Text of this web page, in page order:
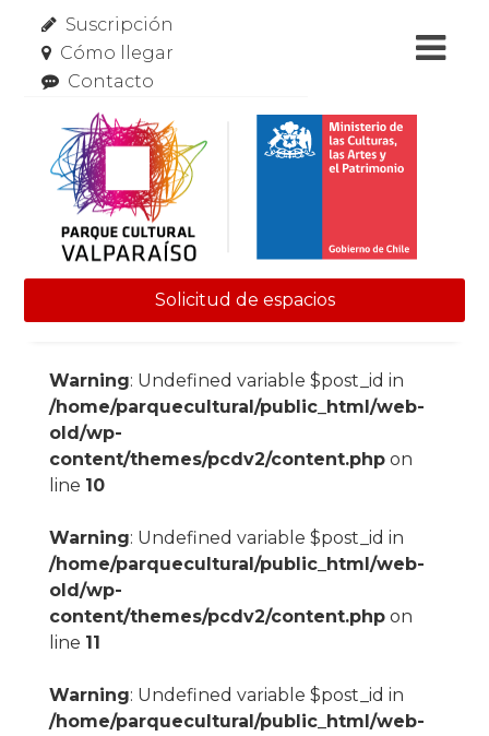
Suscripción
Cómo llegar
Contacto
Solicitud de espacios
Warning: Undefined variable $post_id in
/home/parquecultural/public_html/web-
old/wp-
content/themes/pcdv2/content.phpon
line 10
Warning: Undefined variable $post_id in
/home/parquecultural/public_html/web-
old/wp-
content/themes/pcdv2/content.phpon
line 11
Warning: Undefined variable $post_id in
/home/parquecultural/public_html/web-